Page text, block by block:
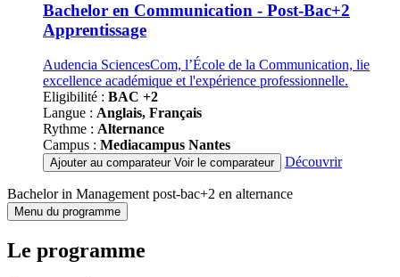
Bachelor en Communication - Post-Bac+2
Apprentissage
Audencia SciencesCom, l’École de la Communication, lie
excellence académique et l'expérience professionnelle.
Eligibilité : BAC +2
Langue : Anglais, Français
Rythme : Alternance
Campus : Mediacampus Nantes
Ajouter au comparateur Voir le comparateur Découvrir
Bachelor in Management post-bac+2 en alternance
Menu du programme
Le programme